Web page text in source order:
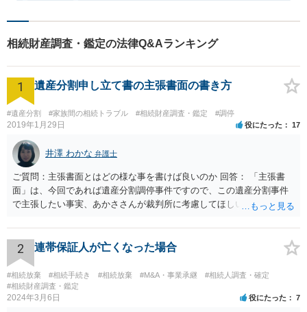
相続財産調査・鑑定の法律Q&Aランキング
1 遺産分割申し立て書の主張書面の書き方
#遺産分割 #家族間の相続トラブル #相続財産調査・鑑定 #調停
2019年1月29日 役にたった 17
井澤 わかな 弁護士
ご質問：主張書面とはどの様な事を書けば良いのか 回答： 「主張書
面」は、今回であれば遺産分割調停事件ですので、この遺産分割事件
で主張したい事実、あかささんが裁判所に考慮してほしいと思う、亡
ります。 もし、主張したい事実や考慮してほしい事情に関連して
資料を持っているようであれば、主張書面とは別で提出できます。も
し、お姉さんに見られたくないような資料がある場合、「非開示の希
望に関する申出書」と共に提出することも考えられます。 ご質問：書
いた方が良い事と書かない方が良い事 回答： お姉さんが申立書の「申
立ての趣旨」のところに書いている遺産の分け方に対して意見があれ
2 連帯保証人が亡くなった場合
#相続放棄 #相続手続き #相続放棄 #M&A・事業承継
#相続人調査・確定
#相続財産調査・鑑定
2024年3月6日 役にたった 7